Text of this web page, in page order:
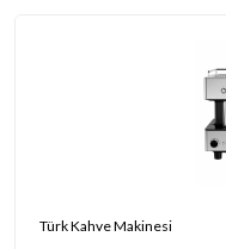
Türk Kahve Makinesi